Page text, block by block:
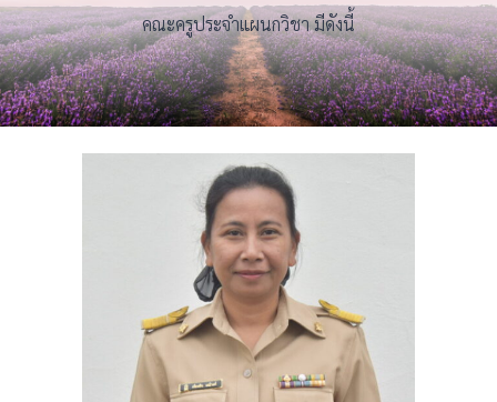
คณะครูประจำแผนกวิชา มีดังนี้